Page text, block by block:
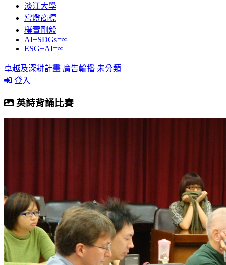
淡江大學
宮燈商標
樸實剛毅
AI+SDGs=∞
ESG+AI=∞
卓越及深耕計畫 廣告輪播 未分類
登入
英詩背誦比賽